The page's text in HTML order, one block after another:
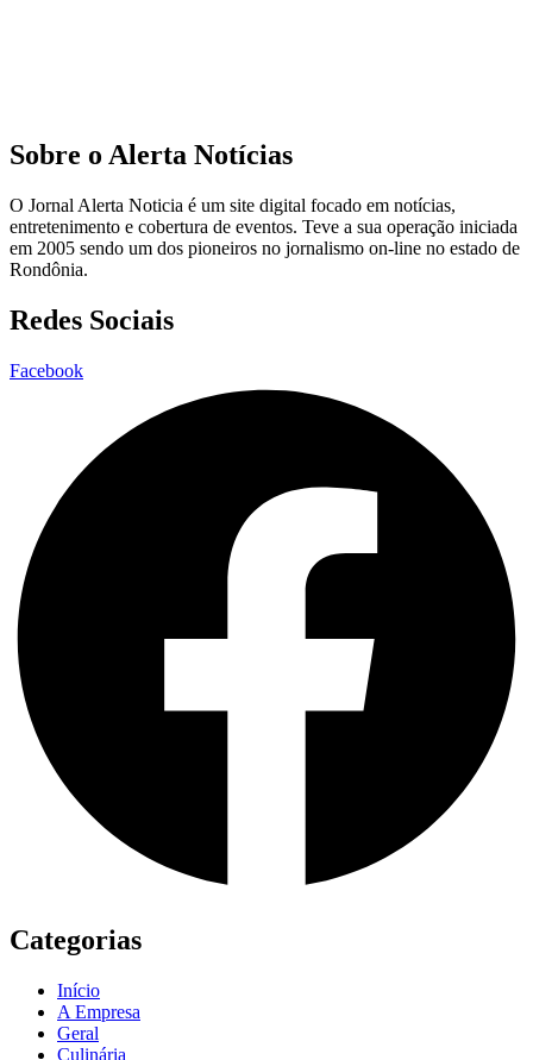
Sobre o Alerta Notícias
O Jornal Alerta Noticia é um site digital focado em notícias,
entretenimento e cobertura de eventos. Teve a sua operação iniciada
em 2005 sendo um dos pioneiros no jornalismo on-line no estado de
Rondônia.
Redes Sociais
Facebook
Categorias
Início
A Empresa
Geral
Culinária